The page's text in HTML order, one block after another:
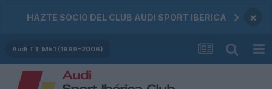
HAZTE SOCIO DEL CLUB AUDI SPORT IBERICA ×
Audi TT Mk1 (1999-2006)